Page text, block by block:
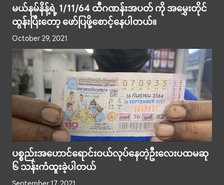
မယ်နမ်နိန့်ရဲ့ 1/11/64 ထီဂဏန်းအပတ် ကို အမွှေးတိုင်
ထွန်းပြီးတော့ ဖော်ပြဖို့စောင့်နေပါတယ်။
October 29, 2021
ပစ္စည်းအဟောင်ရောင်းဝယ်လုပ်နေတဲ့ဦးလေးပထမဆု
၆ သန်းကံထူးခဲ့ပါတယ်